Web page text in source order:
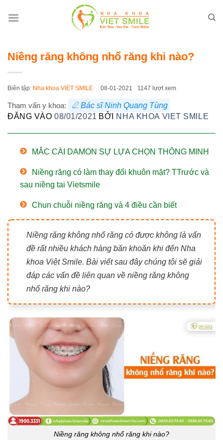
qua
Niềng răng không nhổ răng khi nào?
Biên tập: Nha khoa VIET SMILE 08-01-2021 1147 lượt xem
Tham vấn y khoa:
Bác sĩ Ninh Quang Tùng
ĐĂNG VÀO08/01/2021 BỞI NHA KHOA VIET SMILE
MẮC CÀI DAMON SỰ LỰA CHỌN THÔNG MINH
Niềng răng có làm thay đổi khuôn mặt? TTrước và
sau niềng tai Vietsmile
Chun chuỗi niềng răng và 4 điều cần biết
Niềng răng không nhổ răng có được không là vấn
đề rất nhiều khách hàng băn khoăn khi đến Nha
khoa Việt Smile. Bài viết sau đây chúng tôi sẽ giải
đáp các vấn đề liên quan về niềng răng không
nhổ răng khi nào?
Niềng răng không nhổ răng khi nào?